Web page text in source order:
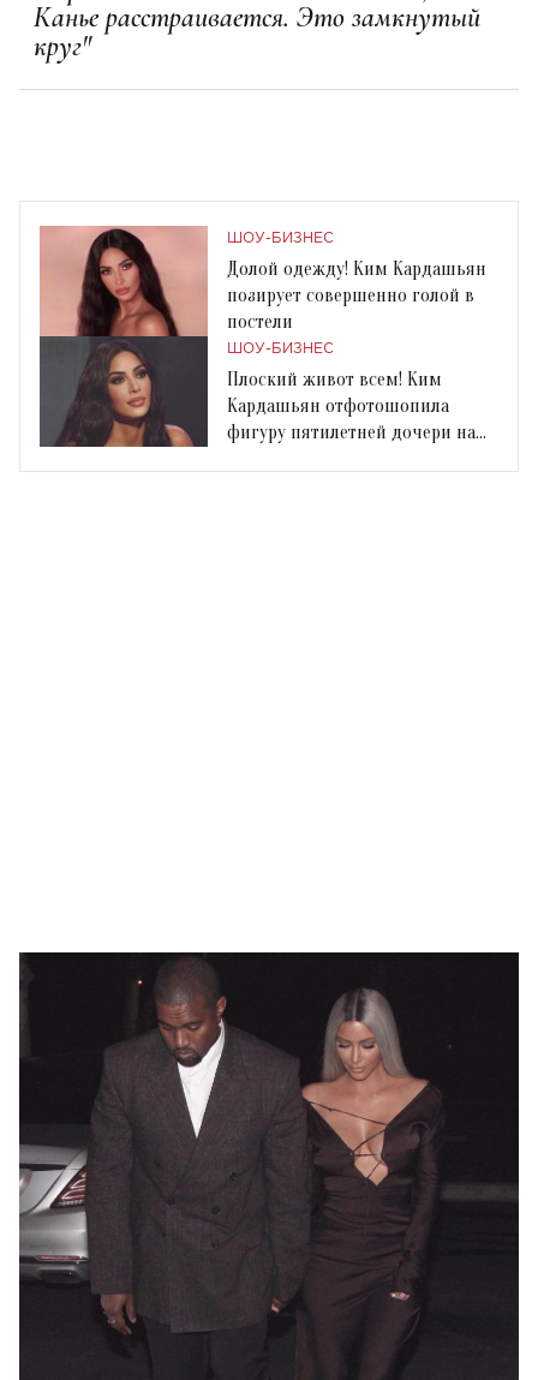
Канье расстраивается. Это замкнутый
круг"
ШОУ-БИЗНЕС
Долой одежду! Ким Кардашьян
позирует совершенно голой в
постели
ШОУ-БИЗНЕС
Плоский живот всем! Ким
Кардашьян отфотошопила
фигуру пятилетней дочери на